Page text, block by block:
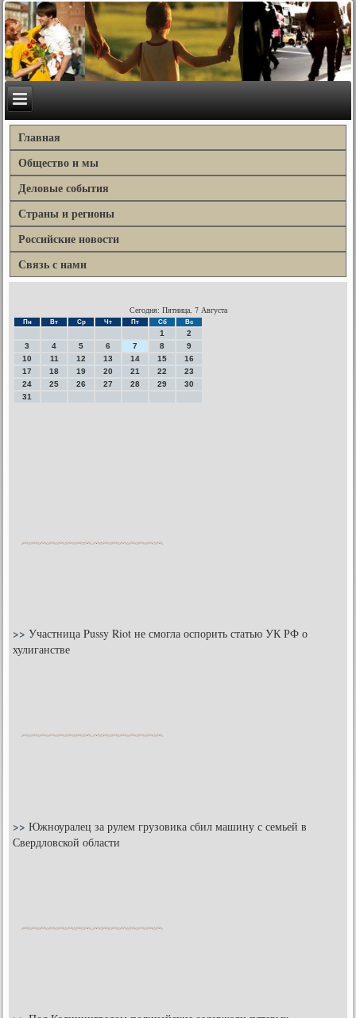
Главная
Общество и мы
Деловые события
Страны и регионы
Российские новости
Связь с нами
Сегодня: Пятница, 7 Августа
Пн Вт Ср Чт Пт Сб Вс
1
2
3
4 5 6 7 8
9
10
11 12 13 14 15
16
17
18 19 20 21 22
23
24
25 26 27 28 29
30
31
>>Участница Pussy Riot не смогла оспорить статью УК РФ о
хулиганстве
>>Южноуралец за рулем грузовика сбил машину с семьей в
Свердловской области